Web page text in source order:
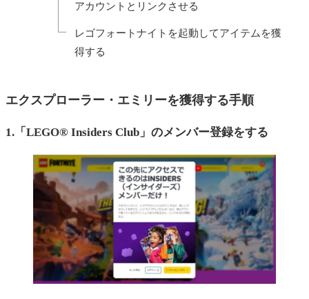
アカウントとリンクさせる
レゴフォートナイトを起動してアイテムを獲
得する
エクスプローラー・エミリーを獲得する手順
1.「LEGO® Insiders Club」のメンバー登録をする